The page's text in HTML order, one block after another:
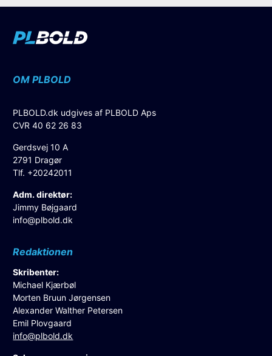
OM PLBOLD
PLBOLD.dk udgives af PLBOLD Aps
CVR 40 62 26 83
Gerdsvej 10 A
2791 Dragør
Tlf. +20242011
Adm. direktør:
Jimmy Bøjgaard
info@plbold.dk
Redaktionen
Skribenter:
Michael Kjærbøl
Morten Bruun Jørgensen
Alexander Walther Petersen
Emil Plovgaard
info@plbold.dk